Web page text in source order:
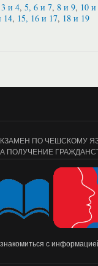
3 и 4, 5, 6 и 7, 8 и 9, 10 и
14, 15, 16 и 17, 18 и 19
ПО ЧЕШСКОМУ
ПОЛУЧЕНИЕ
с